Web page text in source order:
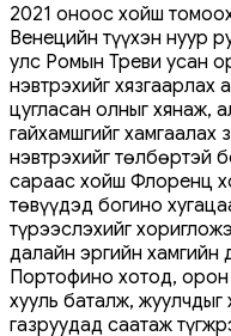
2021 оноос хойш
Венецийн түүхэн нуур
улс Ромын Треви усан
нэвтрэхийг хязгаарлах
цугласан олныг хянаж,
гайхамшгийг
нэвтрэхийг төлбөртэй
сараас хойш Флоренц
төвүүдэд богино
түрээслэхийг
далайн эргийн хамгийн
Портофино хотод, орон
хууль баталж,
газруудад саатаж